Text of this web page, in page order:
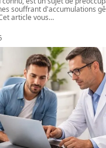
souffrant d'accumulations
article vous…